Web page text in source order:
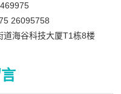
26095758
道海谷科技大厦T1栋8楼